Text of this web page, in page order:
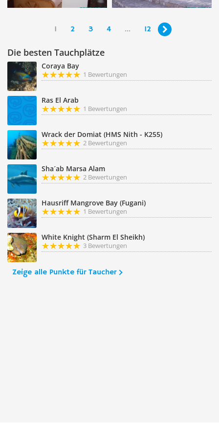
1 2 3 4 ... 12 
Die besten Tauchplätze
Coraya Bay
1 Bewertungen
Ras El Arab
1 Bewertungen
Wrack der Domiat (HMS Nith - K255)
2 Bewertungen
Sha´ab Marsa Alam
2 Bewertungen
Hausriff Mangrove Bay (Fugani)
1 Bewertungen
White Knight (Sharm El Sheikh)
3 Bewertungen
Zeige alle Punkte für Taucher